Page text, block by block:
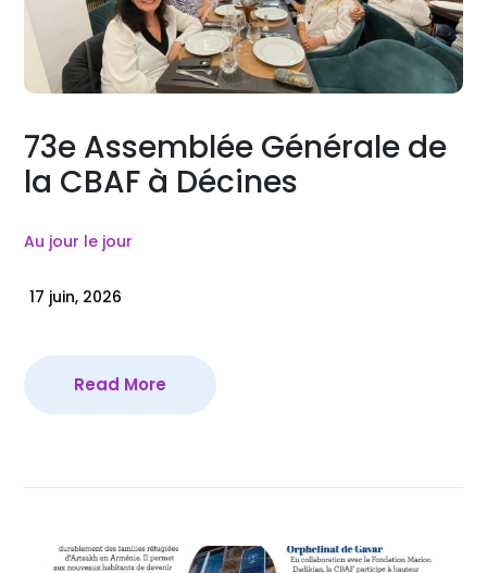
73e Assemblée Générale de
la CBAF à Décines
Au jour le jour
17 juin, 2026
Read More